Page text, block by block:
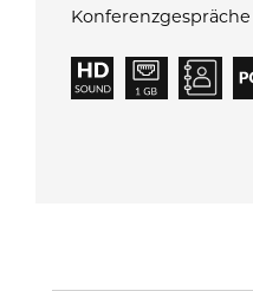
Konferenzgespräche